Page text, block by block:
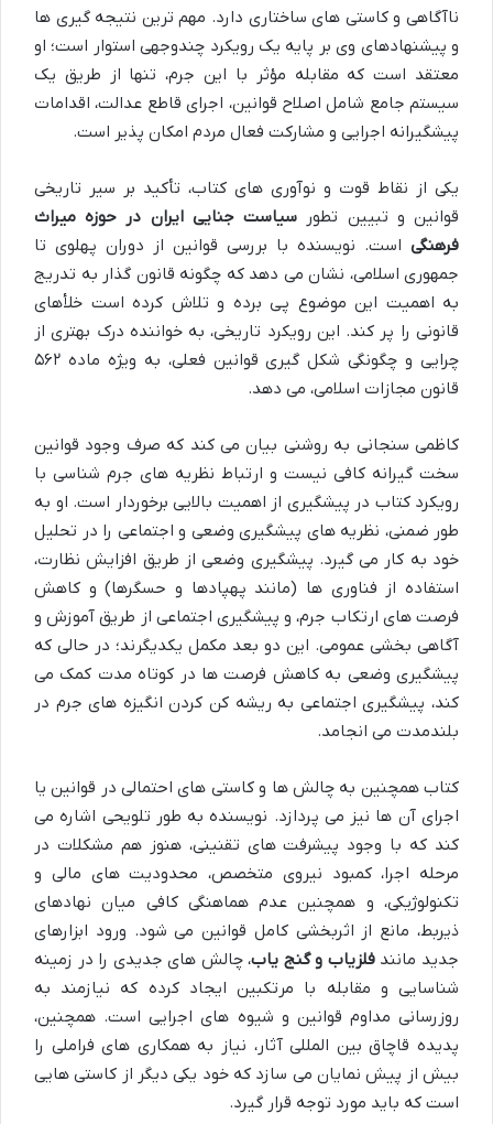
ناآگاهی و کاستی های ساختاری دارد. مهم ترین نتیجه گیری ها
و پیشنهادهای وی بر پایه یک رویکرد چندوجهی استوار است؛ او
معتقد است که مقابله مؤثر با این جرم، تنها از طریق یک
سیستم جامع شامل اصلاح قوانین، اجرای قاطع عدالت، اقدامات
پیشگیرانه اجرایی و مشارکت فعال مردم امکان پذیر است.
یکی از نقاط قوت و نوآوری های کتاب، تأکید بر سیر تاریخی
قوانین و تبیین تطور سیاست جنایی ایران در حوزه میراث
فرهنگی است. نویسنده با بررسی قوانین از دوران پهلوی تا
جمهوری اسلامی، نشان می دهد که چگونه قانون گذار به تدریج
به اهمیت این موضوع پی برده و تلاش کرده است خلأهای
قانونی را پر کند. این رویکرد تاریخی، به خواننده درک بهتری از
چرایی و چگونگی شکل گیری قوانین فعلی، به ویژه ماده ۵۶۲
قانون مجازات اسلامی، می دهد.
کاظمی سنجانی به روشنی بیان می کند که صرف وجود قوانین
سخت گیرانه کافی نیست و ارتباط نظریه های جرم شناسی با
رویکرد کتاب در پیشگیری از اهمیت بالایی برخوردار است. او به
طور ضمنی، نظریه های پیشگیری وضعی و اجتماعی را در تحلیل
خود به کار می گیرد. پیشگیری وضعی از طریق افزایش نظارت،
استفاده از فناوری ها (مانند پهپادها و حسگرها) و کاهش
فرصت های ارتکاب جرم، و پیشگیری اجتماعی از طریق آموزش و
آگاهی بخشی عمومی. این دو بعد مکمل یکدیگرند؛ در حالی که
پیشگیری وضعی به کاهش فرصت ها در کوتاه مدت کمک می
کند، پیشگیری اجتماعی به ریشه کن کردن انگیزه های جرم در
بلندمدت می انجامد.
کتاب همچنین به چالش ها و کاستی های احتمالی در قوانین یا
اجرای آن ها نیز می پردازد. نویسنده به طور تلویحی اشاره می
کند که با وجود پیشرفت های تقنینی، هنوز هم مشکلات در
مرحله اجرا، کمبود نیروی متخصص، محدودیت های مالی و
تکنولوژیکی، و همچنین عدم هماهنگی کافی میان نهادهای
ذیربط، مانع از اثربخشی کامل قوانین می شود. ورود ابزارهای
جدید مانندفلزیاب و گنج یاب، چالش های جدیدی را در زمینه
شناسایی و مقابله با مرتکبین ایجاد کرده که نیازمند به
روزرسانی مداوم قوانین و شیوه های اجرایی است. همچنین،
پدیده قاچاق بین المللی آثار، نیاز به همکاری های فراملی را
بیش از پیش نمایان می سازد که خود یکی دیگر از کاستی هایی
است که باید مورد توجه قرار گیرد.